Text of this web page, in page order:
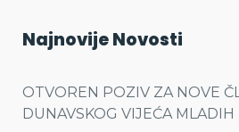
Najnovije Novosti
OTVOREN POZIV ZA NOVE
DUNAVSKOG VIJEĆA MLADIH